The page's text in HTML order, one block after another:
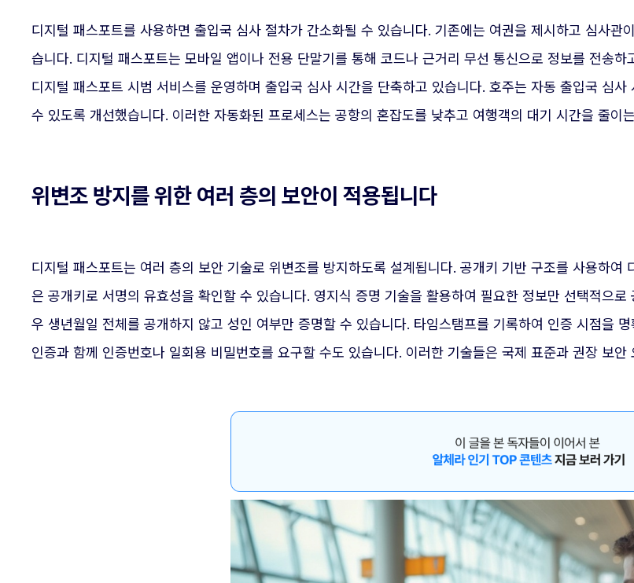
디지털 패스포트를 사용하면 출입국 심사 절차가 간소화될 수 있습니다. 기존에는 여권을 제시하고 심사
습니다. 디지털 패스포트는 모바일 앱이나 전용 단말기를 통해 코드나 근거리 무선 통신으로 정보를 전송
디지털 패스포트 시범 서비스를 운영하며 출입국 심사 시간을 단축하고 있습니다. 호주는 자동 출입국 심
수 있도록 개선했습니다. 이러한 자동화된 프로세스는 공항의 혼잡도를 낮추고 여행객의 대기 시간을 줄이
위변조 방지를 위한 여러 층의 보안이 적용됩니다
디지털 패스포트는 여러 층의 보안 기술로 위변조를 방지하도록 설계됩니다. 공개키 기반 구조를 사용하
은 공개키로 서명의 유효성을 확인할 수 있습니다. 영지식 증명 기술을 활용하여 필요한 정보만 선택적으
우 생년월일 전체를 공개하지 않고 성인 여부만 증명할 수 있습니다. 타임스탬프를 기록하여 인증 시점을
인증과 함께 인증번호나 일회용 비밀번호를 요구할 수도 있습니다. 이러한 기술들은 국제 표준과 권장 보